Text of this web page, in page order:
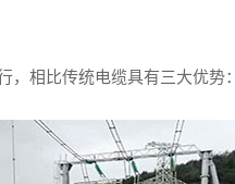
相比传统电缆具有三大优势：